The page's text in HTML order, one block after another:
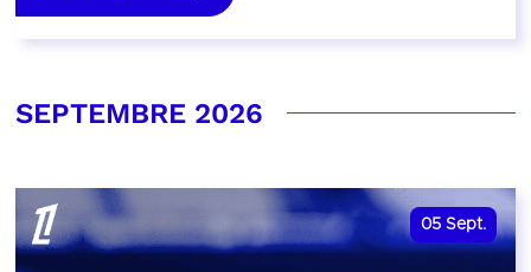
SEPTEMBRE 2026
05 Sept.